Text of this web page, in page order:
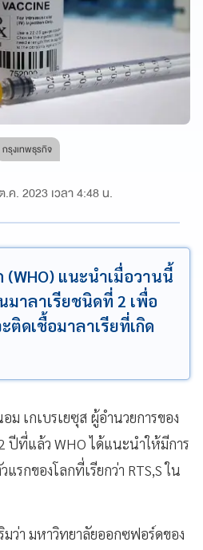
กรุงเทพธุรกิจ
.ค. 2023 เวลา 4:48 น.
(WHO) แนะนำเมื่อวานนี้
มาลาเรียชนิดที่ 2 เพื่อ
ดเชื้อมาลาเรียที่เกิด
เกเบรเยซุส ผู้อำนวยการของ
ปีที่แล้ว WHO ได้แนะนำให้มีการ
รกของโลกที่เรียกว่า RTS,S ใน
ว่า มหาวิทยาลัยออกซฟอร์ดของ